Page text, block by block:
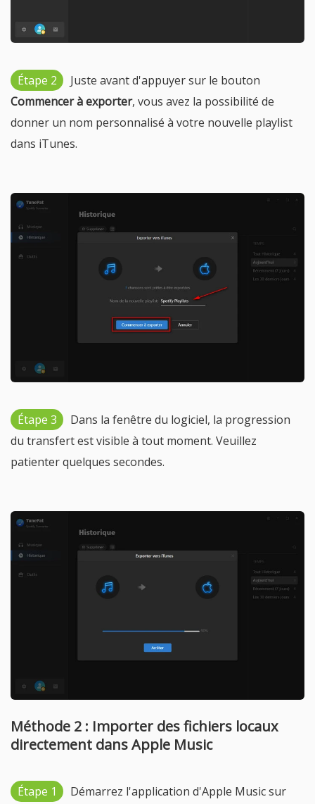
Étape 2
Juste avant d'appuyer sur le bouton
Commencer à exporter, vous avez la possibilité de
donner un nom personnalisé à votre nouvelle playlist
dans iTunes.
Étape 3
Dans la fenêtre du logiciel, la progression
du transfert est visible à tout moment. Veuillez
patienter quelques secondes.
Méthode 2 : Importer des fichiers locaux
directement dans Apple Music
Étape 1
Démarrez l'application d'Apple Music sur